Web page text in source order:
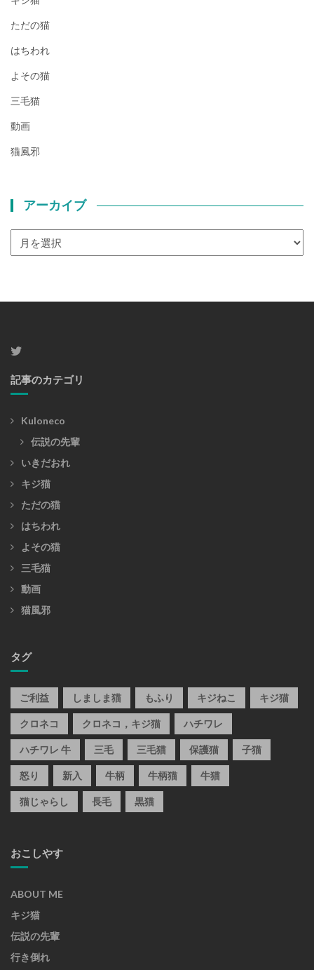
ただの猫
はちわれ
よその猫
三毛猫
動画
猫風邪
アーカイブ
記事のカテゴリ
Kuloneco
伝説の先輩
いきだおれ
キジ猫
ただの猫
はちわれ
よその猫
三毛猫
動画
猫風邪
タグ
ご利益 しましま猫 もふり キジねこ キジ猫
クロネコ クロネコ，キジ猫 ハチワレ
ハチワレ 牛 三毛 三毛猫 保護猫 子猫
怒り 新入 牛柄 牛柄猫 牛猫
猫じゃらし 長毛 黒猫
おこしやす
ABOUT ME
キジ猫
伝説の先輩
行き倒れ